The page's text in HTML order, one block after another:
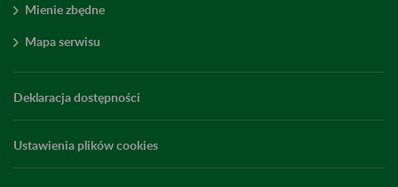
Mienie zbędne
Mapa serwisu
Deklaracja dostępności
Ustawienia plików cookies